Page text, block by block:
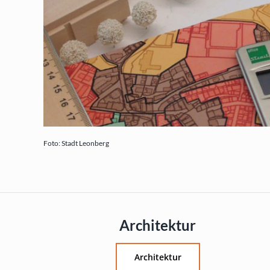
Foto: Stadt Leonberg
Architektur
Architektur